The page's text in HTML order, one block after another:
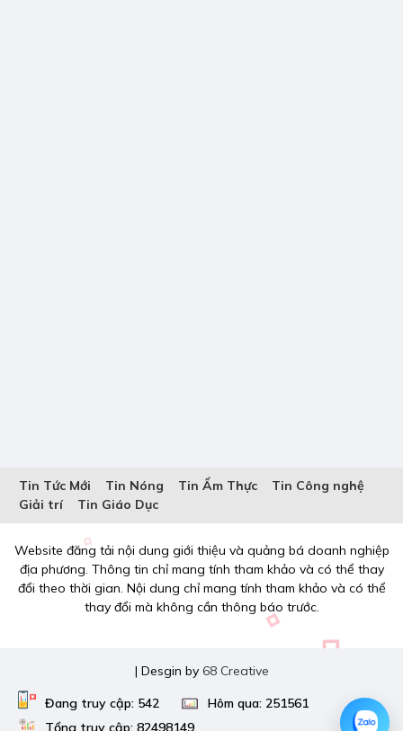
Tin Tức Mới Tin Nóng Tin Ẩm Thực
Tin Công nghệ
Giải trí
Tin Giáo Dục
Website đăng tải nội dung giới thiệu và quảng bá doanh nghiệp
địa phương. Thông tin chỉ mang tính tham khảo và có thể thay
đổi theo thời gian. Nội dung chỉ mang tính tham khảo và có thể
thay đổi mà không cần thông báo trước.
| Desgin by 68 Creative
Đang truy cập: 542
Hôm qua: 251561
Tổng truy cập: 82498149